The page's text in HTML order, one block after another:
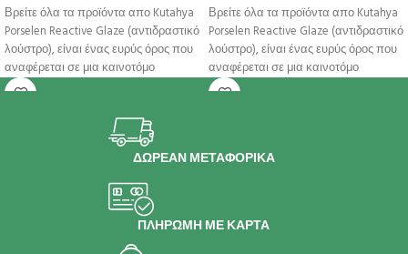
Βρείτε όλα τα προϊόντα απο Kutahya
Porselen Reactive Glaze (αντιδραστικό
λούστρο), είναι ένας ευρύς όρος που
αναφέρεται σε μια καινοτόμο
Βρείτε όλα τα προϊόντα απο Kutahya
Porselen Reactive Glaze (αντιδραστικό
λούστρο), είναι ένας ευρύς όρος που
αναφέρεται σε μια καινοτόμο
ΔΩΡΕΑΝ ΜΕΤΑΦΟΡΙΚΑ
ΠΛΗΡΩΜΗ ΜΕ ΚΑΡΤΑ